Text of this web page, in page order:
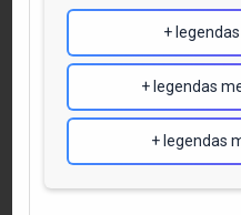
+
+ legendas
+ legendas